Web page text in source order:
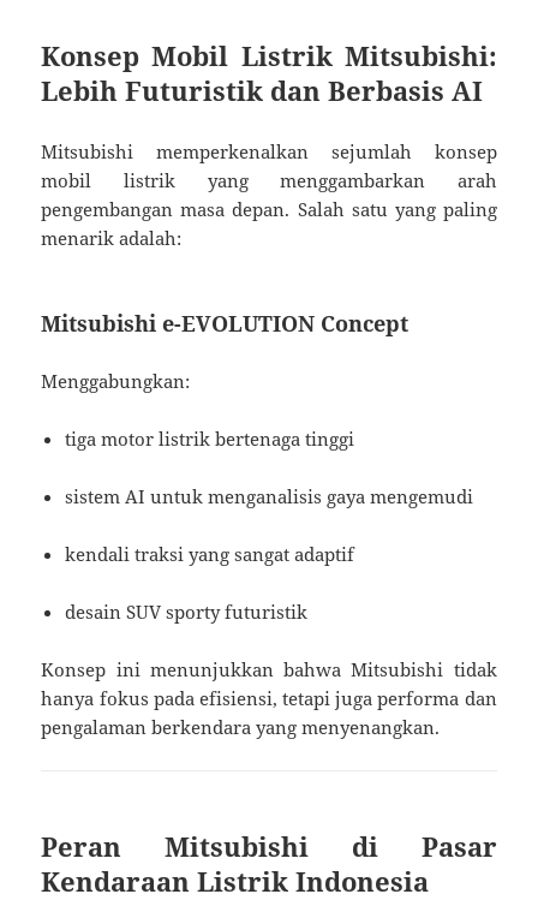
Konsep Mobil Listrik Mitsubishi:
Lebih Futuristik dan Berbasis AI
Mitsubishi memperkenalkan sejumlah konsep
mobil listrik yang menggambarkan arah
pengembangan masa depan. Salah satu yang paling
menarik adalah:
Mitsubishi e-EVOLUTION Concept
Menggabungkan:
tiga motor listrik bertenaga tinggi
sistem AI untuk menganalisis gaya mengemudi
kendali traksi yang sangat adaptif
desain SUV sporty futuristik
Konsep ini menunjukkan bahwa Mitsubishi tidak
hanya fokus pada efisiensi, tetapi juga performa dan
pengalaman berkendara yang menyenangkan.
Peran Mitsubishi di Pasar
Kendaraan Listrik Indonesia